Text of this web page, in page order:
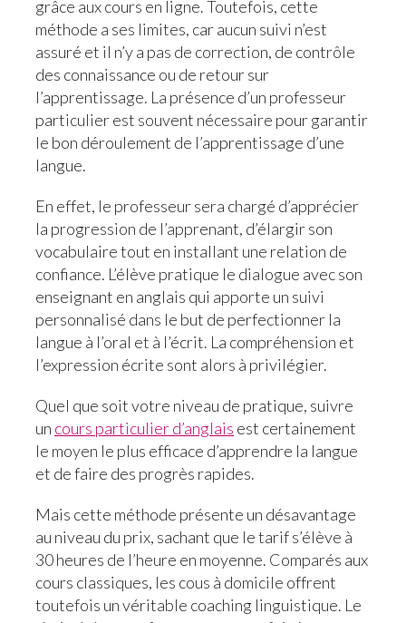
grâce aux cours en ligne. Toutefois, cette
méthode a ses limites, car aucun suivi n’est
assuré et il n’y a pas de correction, de contrôle
des connaissance ou de retour sur
l’apprentissage. La présence d’un professeur
particulier est souvent nécessaire pour garantir
le bon déroulement de l’apprentissage d’une
langue.
En effet, le professeur sera chargé d’apprécier
la progression de l’apprenant, d’élargir son
vocabulaire tout en installant une relation de
confiance. L’élève pratique le dialogue avec son
enseignant en anglais qui apporte un suivi
personnalisé dans le but de perfectionner la
langue à l’oral et à l’écrit. La compréhension et
l’expression écrite sont alors à privilégier.
Quel que soit votre niveau de pratique, suivre
un cours particulier d’anglais est certainement
le moyen le plus efficace d’apprendre la langue
et de faire des progrès rapides.
Mais cette méthode présente un désavantage
au niveau du prix, sachant que le tarif s’élève à
30 heures de l’heure en moyenne. Comparés aux
cours classiques, les cous à domicile offrent
toutefois un véritable coaching linguistique. Le